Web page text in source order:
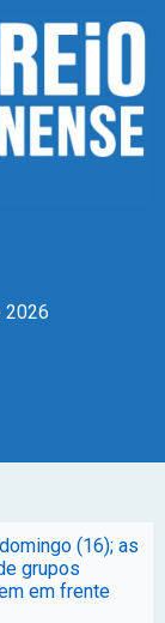
2026
(16); as
grupos
em frente